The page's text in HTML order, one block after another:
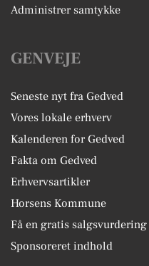
Administrer samtykke
GENVEJE
Seneste nyt fra Gedved
Vores lokale erhverv
Kalenderen for Gedved
Fakta om Gedved
Erhvervsartikler
Horsens Kommune
Få en gratis salgsvurdering
Sponsoreret indhold